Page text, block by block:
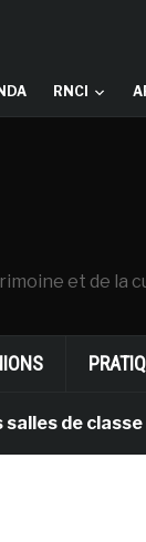
RNCI
et de la
classe des